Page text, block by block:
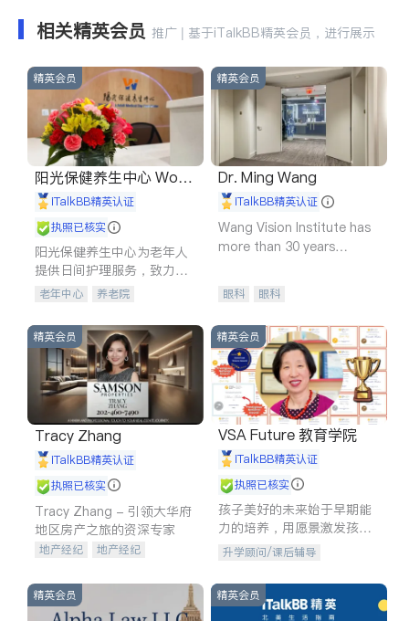
相关精英会员 推广 | 基于iTalkBB精英会员，进行展示
精英会员
阳光保健养生中心 World
shine
iTalkBB精英认证
执照已核实
阳光保健养生中心为老年人
提供日间护理服务，致力于
通过持续的护理创新来有效
老年中心 养老院
精英会员
Dr. Ming Wang
iTalkBB精英认证
Wang Vision Institute has
more than 30 years
眼科 眼科
精英会员
Tracy Zhang
iTalkBB精英认证
执照已核实
Tracy Zhang - 引领大华府
地区房产之旅的资深专家
地产经纪
地产经纪
商铺租售
精英会员
VSA Future 教育学院
iTalkBB精英认证
执照已核实
孩子美好的未来始于早期能
力的培养，用愿景激发孩子
的学习潜力和动力。理念：
拥有成长型心态是成功的基
石。
升学顾问/课后辅导
精英会员 精英会员